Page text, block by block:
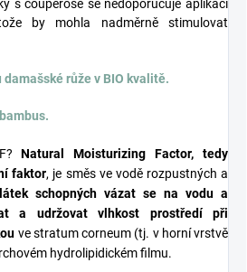
s couperose se nedoporučuje aplikaci
by mohla nadměrně stimulovat
růže v BIO kvalitě.
Natural Moisturizing Factor, tedy
faktor, je směs ve vodě rozpustných a
látek schopných vázat se na vodu a
a udržovat vlhkost prostředí při
ve stratum corneum (tj. v horní vrstvě
hydrolipidickém filmu.